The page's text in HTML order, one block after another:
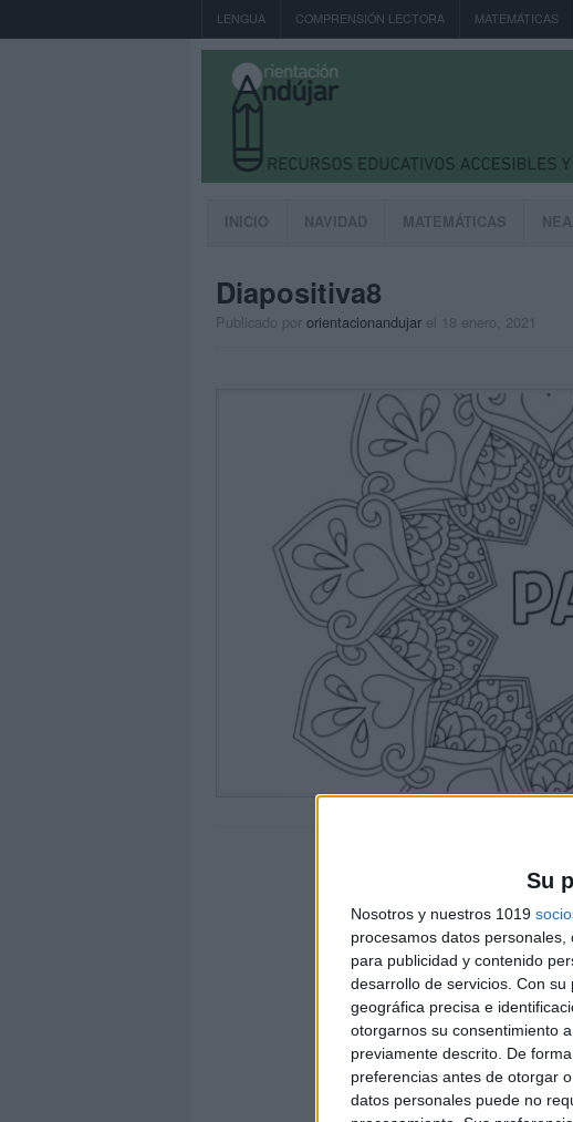
Su
Nosotros y nuestros 1019
procesamos datos
para publicidad y contenido
desarrollo de servicios. Con su
geográfica precisa e
otorgarnos su consentimiento
previamente descrito. De
preferencias antes de otorgar
datos personales puede no
LENGUA COMPRENSIÓN LECTORA MATEMÁTICAS
INICIO NAVIDAD MATEMÁTICAS
Diapositiva8
Publicado por orientacionandujar el 18 enero, 2021